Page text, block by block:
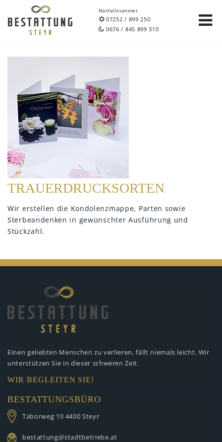
Notfallnummer
07252 / 899 250
0676 / 845 899 310
TRAUERDRUCKSORTEN
Wir erstellen die Kondolenzmappe, Parten sowie
Sterbeandenken in gewünschter Ausführung und
Stückzahl.
Einen geliebten Menschen zu verlieren, fällt niemals leicht. Wir
unterstützen Sie in dieser schweren Zeit.
WIR BEGLEITEN SIE!
BESTATTUNGSBÜRO
Taborweg 10 4400 Steyr
bestattung@stadtbetriebe.at